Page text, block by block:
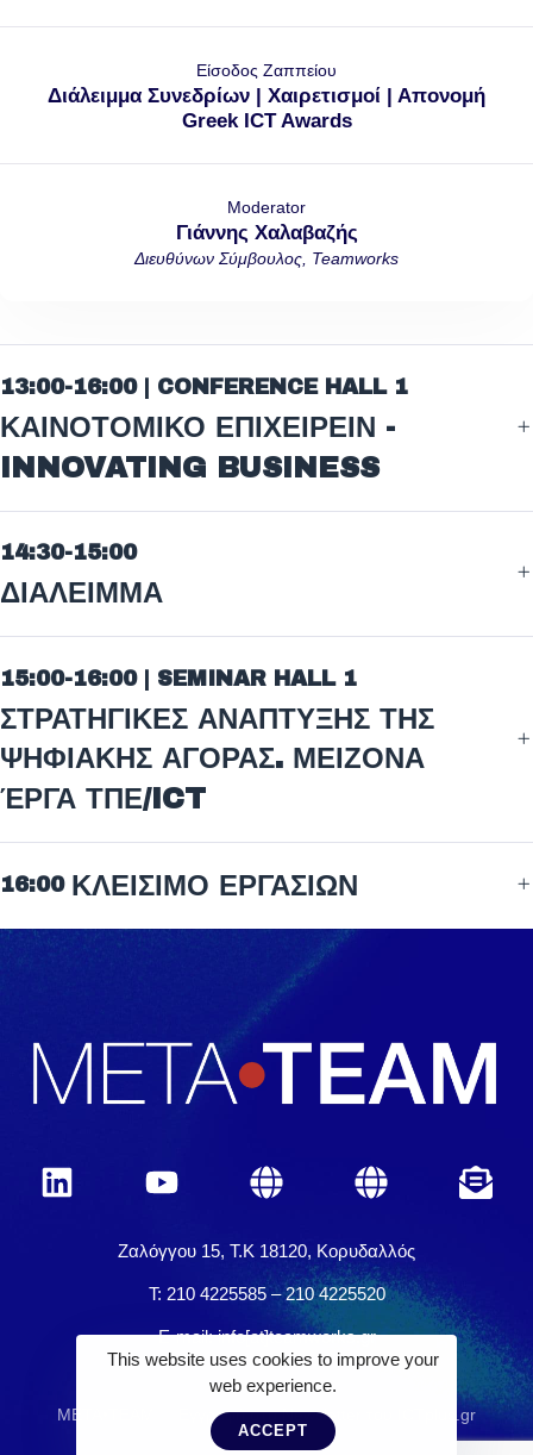
Είσοδος Ζαππείου
Διάλειμμα Συνεδρίων | Χαιρετισμοί | Απονομή
Greek ICT Awards
Moderator
Γιάννης Χαλαβαζής
Διευθύνων Σύμβουλος, Teamworks
13:00-16:00 | CONFERENCE HALL 1
ΚΑΙΝΟΤΟΜΙΚΟ ΕΠΙΧΕΙΡΕΙΝ -
INNOVATING BUSINESS
14:30-15:00
ΔΙΑΛΕΙΜΜΑ
15:00-16:00 | SEMINAR HALL 1
ΣΤΡΑΤΗΓΙΚΕΣ ΑΝΑΠΤΥΞΗΣ ΤΗΣ
ΨΗΦΙΑΚΗΣ ΑΓΟΡΑΣ. ΜΕΙΖΟΝΑ
ΈΡΓΑ ΤΠΕ/ICT
16:00 ΚΛΕΙΣΙΜΟ ΕΡΓΑΣΙΩΝ
Ζαλόγγου 15, Τ.Κ 18120, Κορυδαλλός
Τ: 210 4225585 – 210 4225520
E-mail: info[at]teamworks.gr
META•TEAM Εγγραφή στο Newsletter του ICTplus.gr
This website uses cookies to improve your
web experience.
ACCEPT